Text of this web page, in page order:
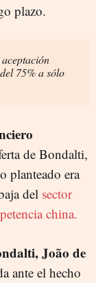
plazo.
75% a sólo
de Bondalti,
planteado era
del sector
china.
João de
ante el hecho